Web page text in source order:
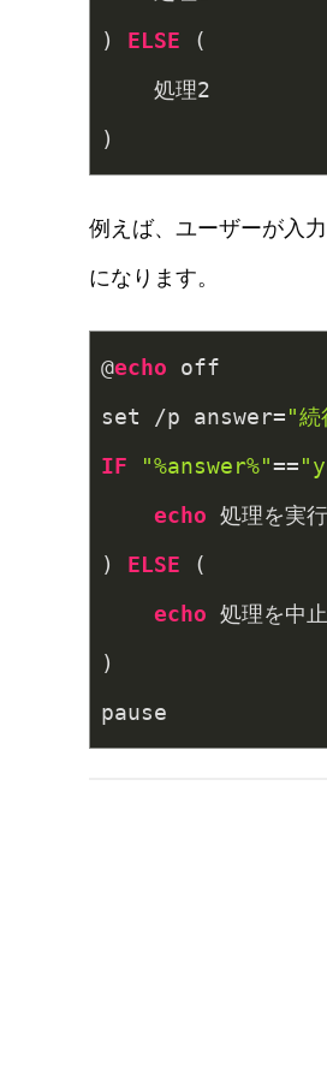
) ELSE (
    処理
2
)
例えば、ユーザーが入
になります。
@echo off
set /p answer="
IF
"%answer%"==
echo 処理を実行
) ELSE (
echo 処理を中
)
pause